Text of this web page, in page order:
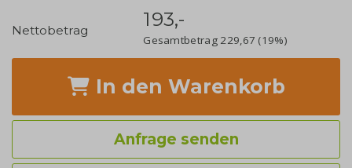
Nettobetrag 193,-
Gesamtbetrag 229,67 (19%)
In den Warenkorb
Anfrage senden